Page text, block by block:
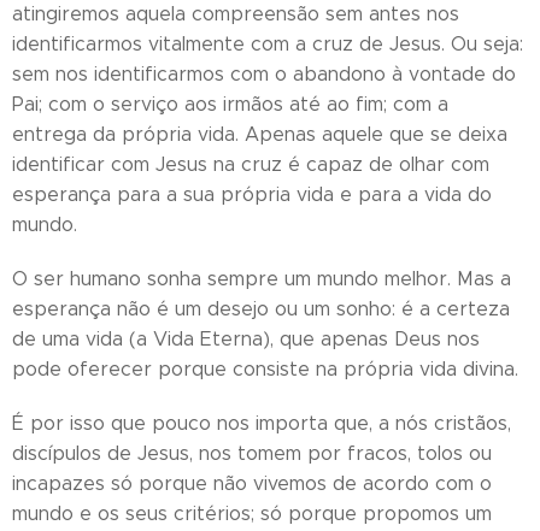
atingiremos aquela compreensão sem antes nos
identificarmos vitalmente com a cruz de Jesus. Ou seja:
sem nos identificarmos com o abandono à vontade do
Pai; com o serviço aos irmãos até ao fim; com a
entrega da própria vida. Apenas aquele que se deixa
identificar com Jesus na cruz é capaz de olhar com
esperança para a sua própria vida e para a vida do
mundo.
O ser humano sonha sempre um mundo melhor. Mas a
esperança não é um desejo ou um sonho: é a certeza
de uma vida (a Vida Eterna), que apenas Deus nos
pode oferecer porque consiste na própria vida divina.
É por isso que pouco nos importa que, a nós cristãos,
discípulos de Jesus, nos tomem por fracos, tolos ou
incapazes só porque não vivemos de acordo com o
mundo e os seus critérios; só porque propomos um